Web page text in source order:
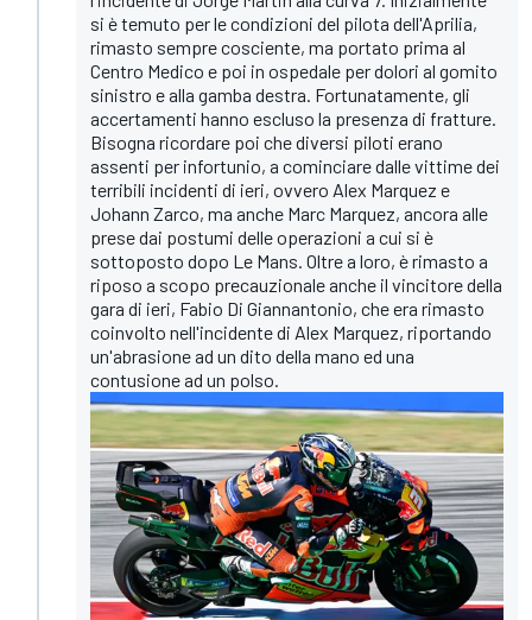
si è temuto per le condizioni del pilota dell'Aprilia,
rimasto sempre cosciente, ma portato prima al
Centro Medico e poi in ospedale per dolori al gomito
sinistro e alla gamba destra. Fortunatamente, gli
accertamenti hanno escluso la presenza di fratture.
Bisogna ricordare poi che diversi piloti erano
assenti per infortunio, a cominciare dalle vittime dei
terribili incidenti di ieri, ovvero Alex Marquez e
Johann Zarco, ma anche Marc Marquez, ancora alle
prese dai postumi delle operazioni a cui si è
sottoposto dopo Le Mans. Oltre a loro, è rimasto a
riposo a scopo precauzionale anche il vincitore della
gara di ieri, Fabio Di Giannantonio, che era rimasto
coinvolto nell'incidente di Alex Marquez, riportando
un'abrasione ad un dito della mano ed una
contusione ad un polso.